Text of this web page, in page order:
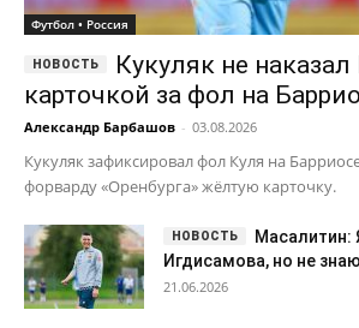
Футбол • Россия
Кукуляк не наказал
карточкой за фол на
Александр Барбашов - 03.08.2026
Кукуляк зафиксировал фол Куля на
форварду «Оренбурга» жёлтую карточку.
Масалитин:
Игдисамова, но не
21.06.2026